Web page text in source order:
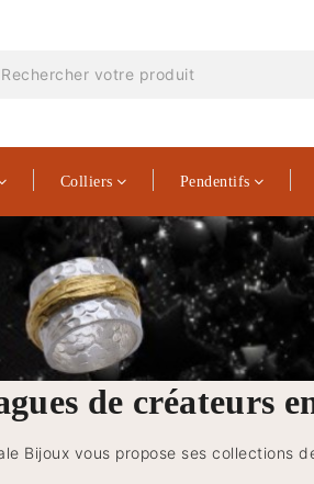
Colliers Pendentifs
de créateurs
Bijoux vous propose ses collections